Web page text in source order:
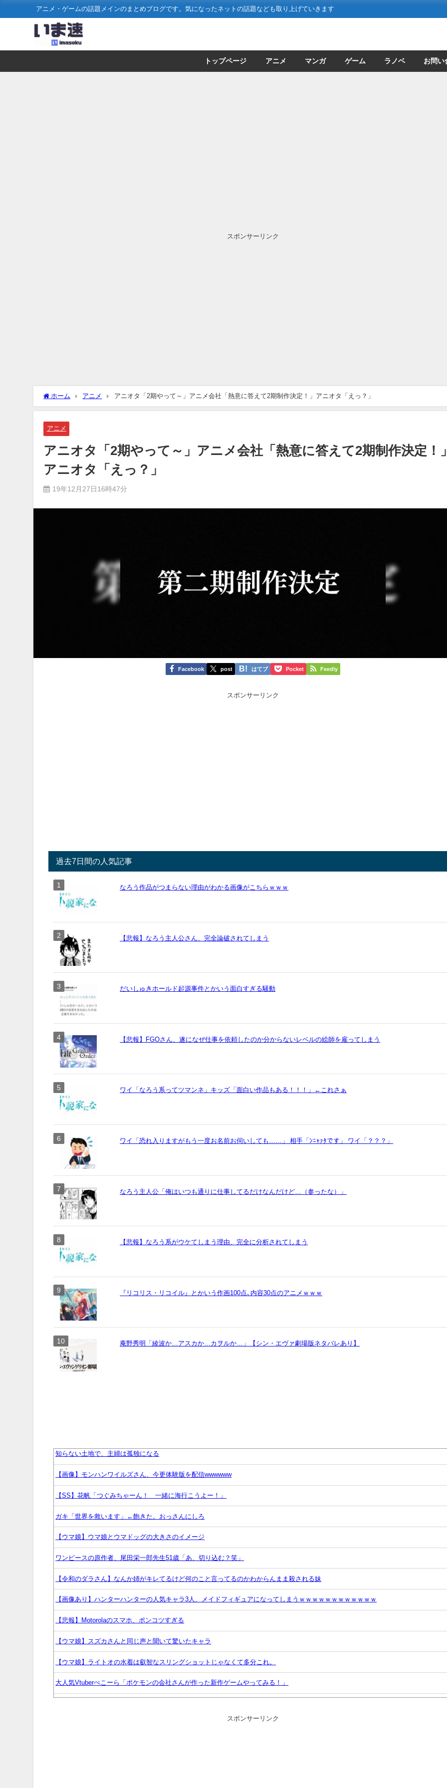
アニメ・ゲームの話題メインのまとめブログです。気になったネットの話題なども取り上げていきます
トップページ アニメ マンガ ゲーム ラノベ お問い
スポンサーリンク
ホーム アニメ アニオタ「2期やって～」アニメ会社「熱意に答えて2期制作決定！」アニオタ「えっ？」
アニメ
アニオタ「2期やって～」アニメ会社「熱意に答えて2期制作決定！
アニオタ「えっ？」
19年12月27日16時47分
Facebook post はてブ Pocket Feedly
スポンサーリンク
過去7日間の人気記事
なろう作品がつまらない理由がわかる画像がこちらｗｗｗ
【悲報】なろう主人公さん、完全論破されてしまう
だいしゅきホールド起源事件とかいう面白すぎる騒動
【悲報】FGOさん、遂になぜ仕事を依頼したのか分からないレベルの絵師を雇ってしまう
ワイ「なろう系ってツマンネ」キッズ「面白い作品もある！！！」←これさぁ
ワイ「恐れ入りますがもう一度お名前お伺いしても……」 相手「ﾝﾆｬｧﾀです」 ワイ「？？？」
なろう主人公「俺はいつも通りに仕事してるだけなんだけど…（参ったな）」
【悲報】なろう系がウケてしまう理由、完全に分析されてしまう
『リコリス・リコイル』とかいう作画100点､内容30点のアニメｗｗｗ
庵野秀明「綾波か…アスカか…カヲルか…」【シン・エヴァ劇場版ネタバレあり】
知らない土地で、主婦は孤独になる
【画像】モンハンワイルズさん、今更体験版を配信wwwwww
【SS】花帆「つぐみちゃーん！ 一緒に海行こうよー！」
ガキ「世界を救います」←飽きた。おっさんにしろ
【ウマ娘】ウマ娘とウマドッグの大きさのイメージ
ワンピースの原作者、尾田栄一郎先生51歳「あ、切り込む？笑」
【令和のダラさん】なんか姉がキレてるけど何のこと言ってるのかわからんまま殺される妹
【画像あり】ハンターハンターの人気キャラ3人、メイドフィギュアになってしまうｗｗｗｗｗｗｗｗｗｗｗｗ
【悲報】Motorolaのスマホ、ポンコツすぎる
【ウマ娘】スズカさんと同じ声と聞いて驚いたキャラ
【ウマ娘】ライトオの水着は叡智なスリングショットじゃなくて多分これ。
大人気Vtuberぺこーら「ポケモンの会社さんが作った新作ゲームやってみる！」
スポンサーリンク